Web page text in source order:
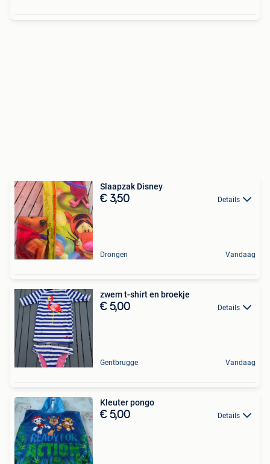
Slaapzak Disney
€ 3,50 Details
Drongen Vandaag
zwem t-shirt en broekje
€ 5,00 Details
Gentbrugge Vandaag
Kleuter pongo
€ 5,00 Details